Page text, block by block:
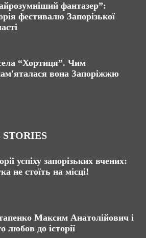
фантазер”:
фестивалю Запорізької
“Хортиця”. Чим
вона Запоріжжю
STORIES
успіху запорізьких вчених:
не стоїть на місці!
Максим Анатолійович і
любов до історії